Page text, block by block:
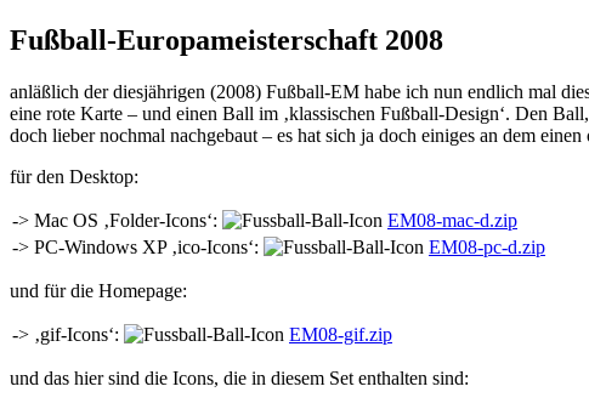
Fußball-Europameisterschaft 2008
anläßlich der diesjährigen (2008) Fußball-EM habe ich nun endlich mal
eine rote Karte – und einen Ball im ‚klassischen Fußball-Design‘. Den
doch lieber nochmal nachgebaut – es hat sich ja doch einiges an dem
für den Desktop:
-> Mac OS ‚Folder-Icons‘:
EM08-mac-d.zip
-> PC-Windows XP ‚ico-Icons‘:
EM08-pc-d.zip
und für die Homepage:
-> ‚gif-Icons‘: EM08-gif.zip
und das hier sind die Icons, die in diesem Set enthalten sind: